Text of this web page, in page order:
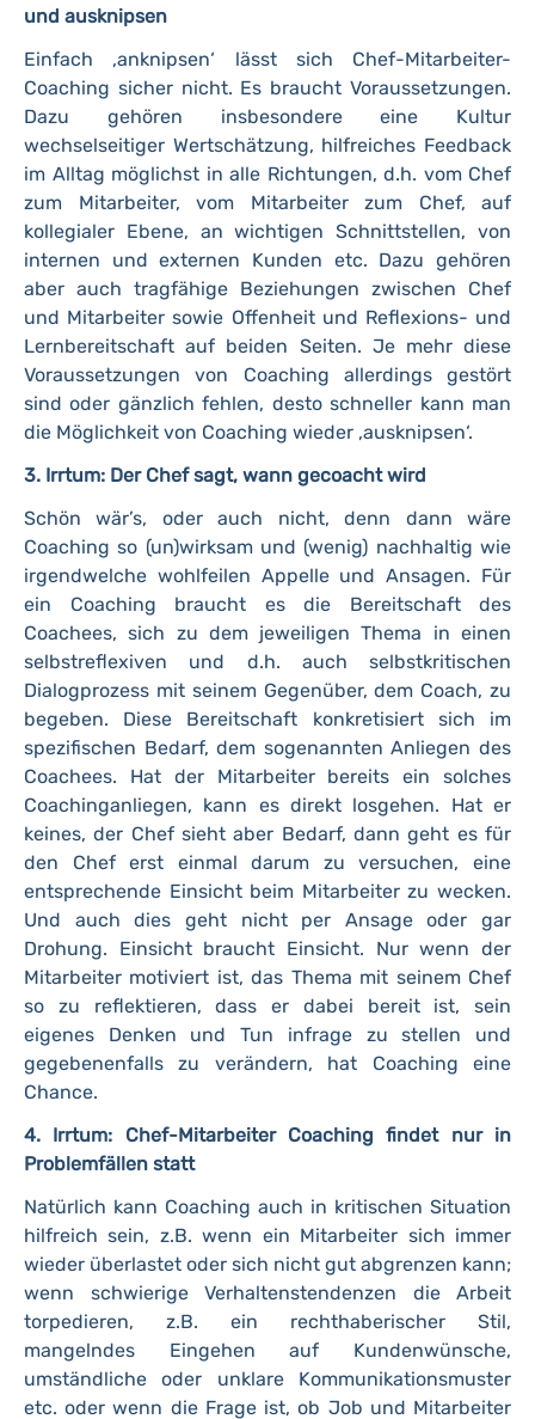
und ausknipsen
Einfach ‚anknipsen‘ lässt sich Chef-Mitarbeiter-
Coaching sicher nicht. Es braucht Voraussetzungen.
Dazu gehören insbesondere eine Kultur
wechselseitiger Wertschätzung, hilfreiches Feedback
im Alltag möglichst in alle Richtungen, d.h. vom Chef
zum Mitarbeiter, vom Mitarbeiter zum Chef, auf
kollegialer Ebene, an wichtigen Schnittstellen, von
internen und externen Kunden etc. Dazu gehören
aber auch tragfähige Beziehungen zwischen Chef
und Mitarbeiter sowie Offenheit und Reflexions- und
Lernbereitschaft auf beiden Seiten. Je mehr diese
Voraussetzungen von Coaching allerdings gestört
sind oder gänzlich fehlen, desto schneller kann man
die Möglichkeit von Coaching wieder ‚ausknipsen‘.
3. Irrtum: Der Chef sagt, wann gecoacht wird
Schön wär’s, oder auch nicht, denn dann wäre
Coaching so (un)wirksam und (wenig) nachhaltig wie
irgendwelche wohlfeilen Appelle und Ansagen. Für
ein Coaching braucht es die Bereitschaft des
Coachees, sich zu dem jeweiligen Thema in einen
selbstreflexiven und d.h. auch selbstkritischen
Dialogprozess mit seinem Gegenüber, dem Coach, zu
begeben. Diese Bereitschaft konkretisiert sich im
spezifischen Bedarf, dem sogenannten Anliegen des
Coachees. Hat der Mitarbeiter bereits ein solches
Coachinganliegen, kann es direkt losgehen. Hat er
keines, der Chef sieht aber Bedarf, dann geht es für
den Chef erst einmal darum zu versuchen, eine
entsprechende Einsicht beim Mitarbeiter zu wecken.
Und auch dies geht nicht per Ansage oder gar
Drohung. Einsicht braucht Einsicht. Nur wenn der
Mitarbeiter motiviert ist, das Thema mit seinem Chef
so zu reflektieren, dass er dabei bereit ist, sein
eigenes Denken und Tun infrage zu stellen und
gegebenenfalls zu verändern, hat Coaching eine
Chance.
4. Irrtum: Chef-Mitarbeiter Coaching findet nur in
Problemfällen statt
Natürlich kann Coaching auch in kritischen Situation
hilfreich sein, z.B. wenn ein Mitarbeiter sich immer
wieder überlastet oder sich nicht gut abgrenzen kann;
wenn schwierige Verhaltenstendenzen die Arbeit
torpedieren, z.B. ein rechthaberischer Stil,
mangelndes Eingehen auf Kundenwünsche,
umständliche oder unklare Kommunikationsmuster
etc. oder wenn die Frage ist, ob Job und Mitarbeiter